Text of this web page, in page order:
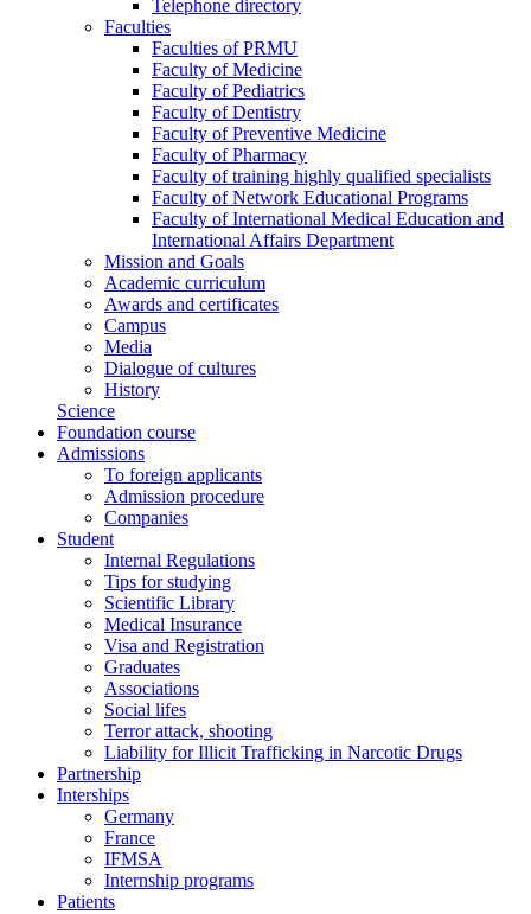
Telephone directory
Faculties
Faculties of PRMU
Faculty of Medicine
Faculty of Pediatrics
Faculty of Dentistry
Faculty of Preventive Medicine
Faculty of Pharmacy
Faculty of training highly qualified specialists
Faculty of Network Educational Programs
Faculty of International Medical Education and
International Affairs Department
Mission and Goals
Academic curriculum
Awards and certificates
Campus
Media
Dialogue of cultures
History
Science
Foundation course
Admissions
To foreign applicants
Admission procedure
Companies
Student
Internal Regulations
Tips for studying
Scientific Library
Medical Insurance
Visa and Registration
Graduates
Associations
Social lifes
Terror attack, shooting
Liability for Illicit Trafficking in Narcotic Drugs
Partnership
Interships
Germany
France
IFMSA
Internship programs
Patients